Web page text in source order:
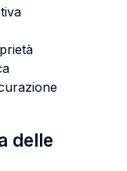
delle